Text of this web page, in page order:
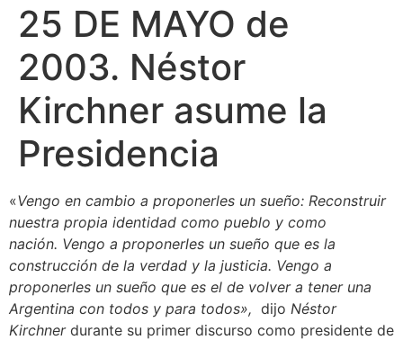
25 DE MAYO de
2003. Néstor
Kirchner asume la
Presidencia
«Vengo en cambio a proponerles un sueño: Reconstruir
nuestra propia identidad como pueblo y como
nación. Vengo a proponerles un sueño que es la
construcción de la verdad y la justicia. Vengo a
proponerles un sueño que es el de volver a tener una
Argentina con todos y para todos», dijo Néstor
Kirchnerdurante su primer discurso como presidente de